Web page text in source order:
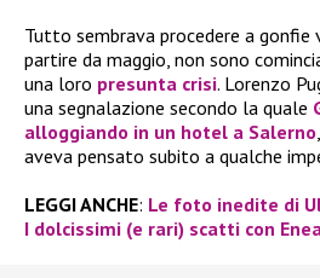
Tutto sembrava procedere a gonfie
partire da maggio, non sono
una loro presunta crisi. Lorenzo
una segnalazione secondo la quale
alloggiando in un hotel a Salerno
aveva pensato subito a qualche
LEGGI ANCHE: Le foto inedite di
I dolcissimi (e rari) scatti con